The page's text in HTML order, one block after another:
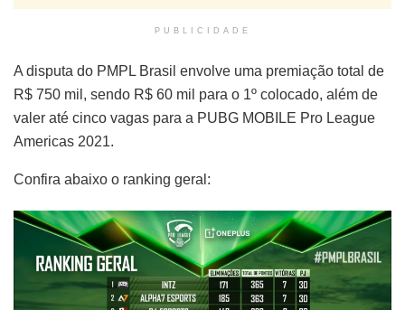
PUBLICIDADE
A disputa do PMPL Brasil envolve uma premiação total de
R$ 750 mil, sendo R$ 60 mil para o 1º colocado, além de
valer até cinco vagas para a PUBG MOBILE Pro League
Americas 2021.
Confira abaixo o ranking geral: